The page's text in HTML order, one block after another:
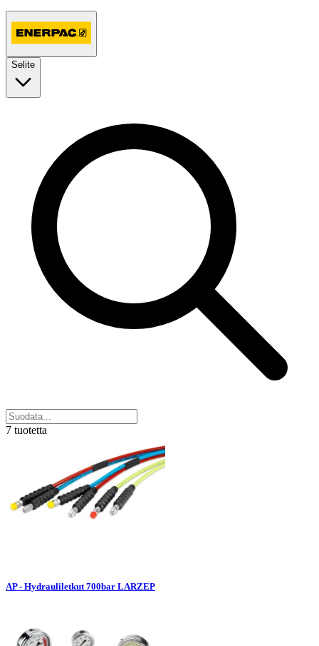
Selite
7 tuotetta
AP - Hydrauliletkut 700bar LARZEP